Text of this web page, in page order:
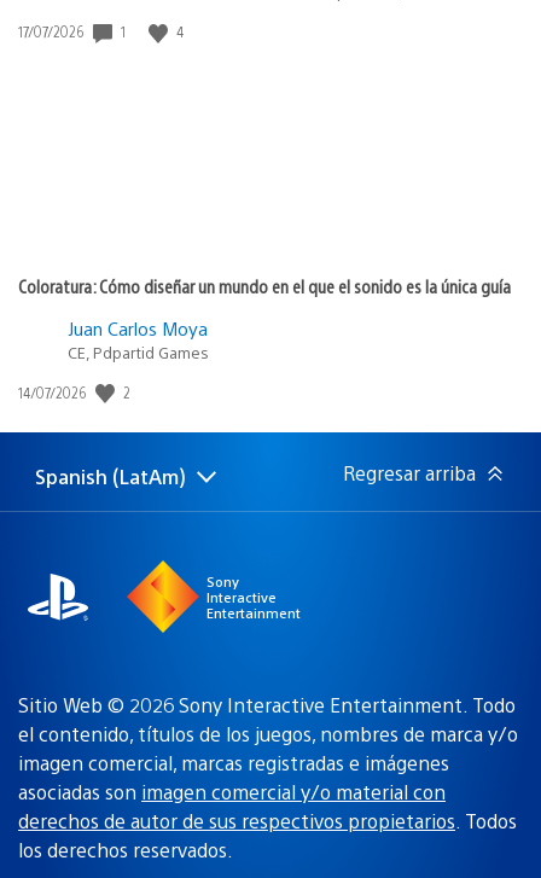
Fecha
17/07/2026 1 4
Coloratura: Cómo diseñar un mundo en el que el sonido es la única guía
Juan Carlos Moya
CE, Pdpartid Games
Fecha
publicación:
14/07/2026 2
Elige
Región
Spanish (LatAm) Regresar arriba
Sony
Interactive
Entertainment
Sitio Web © 2026 Sony Interactive Entertainment. Todo
el contenido, títulos de los juegos, nombres de marca y/o
imagen comercial, marcas registradas e imágenes
asociadas son imagen comercial y/o material con
derechos de autor de sus respectivos propietarios. Todos
los derechos reservados.